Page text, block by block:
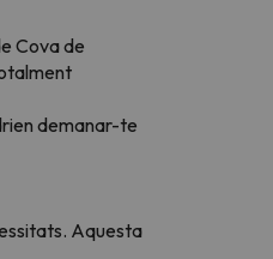
Cova de
demanar-te
Aquesta